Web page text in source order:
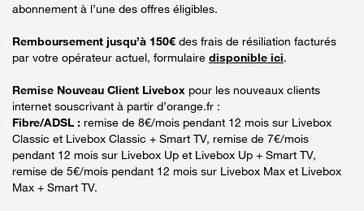
abonnement à l’une des offres éligibles.
Remboursement jusqu’à 150€ des frais de résiliation facturés
par votre opérateur actuel, formulaire disponible ici.
Remise Nouveau Client Livebox pour les nouveaux clients
internet souscrivant à partir d’orange.fr :
Fibre/ADSL : remise de 8€/mois pendant 12 mois sur Livebox
Classic et Livebox Classic + Smart TV, remise de 7€/mois
pendant 12 mois sur Livebox Up et Livebox Up + Smart TV,
remise de 5€/mois pendant 12 mois sur Livebox Max et Livebox
Max + Smart TV.